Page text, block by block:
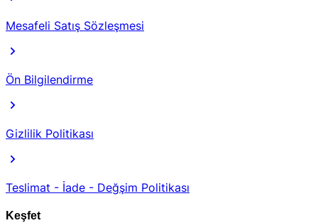
Mesafeli Satış Sözleşmesi
Ön Bilgilendirme
Gizlilik Politikası
Teslimat - İade - Değşim Politikası
Keşfet